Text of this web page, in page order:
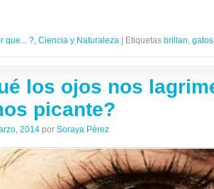
que... ?, Ciencia y Naturaleza Etiquetas brillan, gatos
los ojos nos
picante?
2014 por Soraya Pérez